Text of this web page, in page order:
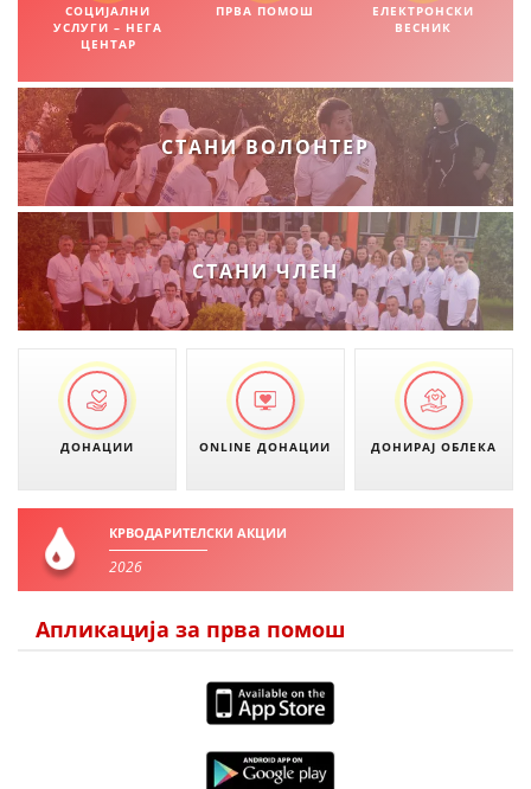
СОЦИЈАЛНИ
УСЛУГИ – НЕГА
ЦЕНТАР
ПРВА ПОМОШ
ЕЛЕКТРОНСКИ
ВЕСНИК
СТАНИ ВОЛОНТЕР
СТАНИ ЧЛЕН
ДОНАЦИИ ONLINE ДОНАЦИИ ДОНИРАЈ ОБЛЕКА
КРВОДАРИТЕЛСКИ АКЦИИ
2026
Апликација за прва помош